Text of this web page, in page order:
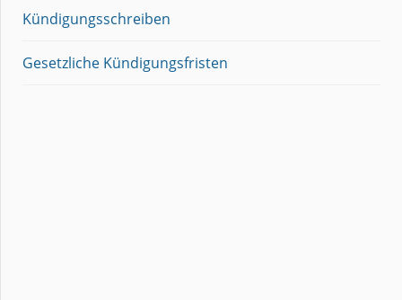
Kündigungsschreiben
Gesetzliche Kündigungsfristen